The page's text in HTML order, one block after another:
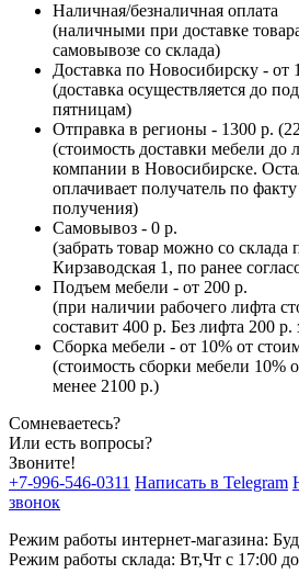
Наличная/безналичная оплата
(наличными при доставке
самовывозе со склада)
Доставка по Новосибирску - от
(доставка осуществляется до
пятницам)
Отправка в регионы - 1300 р.
(стоимость доставки мебели до
компании в Новосибирске.
оплачивает получатель по
получения)
Самовывоз - 0 р.
(забрать товар можно со склада
Кирзаводская 1, по ранее
Подъем мебели - от 200 р.
(при наличии рабочего лифта
составит 400 р. Без лифта 200
Сборка мебели - от 10% от
(стоимость сборки мебели 10%
менее 2100 р.)
Сомневаетесь?
Или есть вопросы?
Звоните!
+7-996-546-0311 Написать в Telegram
звонок
Режим работы интернет-магазина:
Режим работы склада: Вт,Чт с 17:00